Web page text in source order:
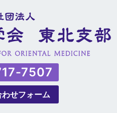
7507
わせフォーム